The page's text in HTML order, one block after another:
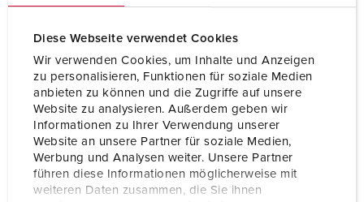
Diese Webseite verwendet Cookies
Wir verwenden Cookies, um Inhalte und Anzeigen
zu personalisieren, Funktionen für soziale Medien
anbieten zu können und die Zugriffe auf unsere
Website zu analysieren. Außerdem geben wir
Informationen zu Ihrer Verwendung unserer
Website an unsere Partner für soziale Medien,
Werbung und Analysen weiter. Unsere Partner
führen diese Informationen möglicherweise mit
weiteren Daten zusammen, die Sie ihnen
Pole 5 p
Volt 400 V
Anschlusstechnik Schraubkontakt
ZUM ARTIKEL